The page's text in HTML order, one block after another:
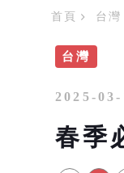
首頁 台灣
台灣
2025-
春季